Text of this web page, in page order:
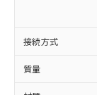
接続方式
質量
フタル酸
図的な使
※2 環
「ｅ」
準値以